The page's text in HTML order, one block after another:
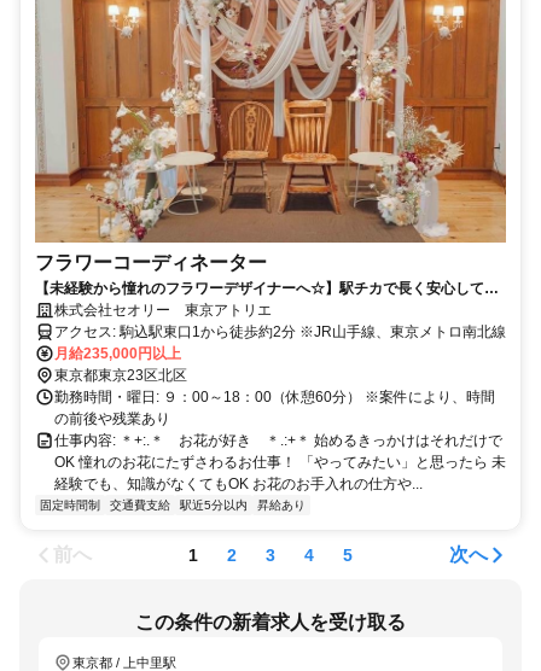
フラワーコーディネーター
【未経験から憧れのフラワーデザイナーへ☆】駅チカで長く安心して働
ける環境◎
株式会社セオリー 東京アトリエ
アクセス: 駒込駅東口1から徒歩約2分 ※JR山手線、東京メトロ南北線
月給235,000円以上
東京都東京23区北区
勤務時間・曜日: ９：00～18：00（休憩60分） ※案件により、時間
の前後や残業あり
仕事内容: ＊+:.＊ お花が好き ＊.:+＊ 始めるきっかけはそれだけで
OK 憧れのお花にたずさわるお仕事！ 「やってみたい」と思ったら 未
経験でも、知識がなくてもOK お花のお手入れの仕方や...
固定時間制 交通費支給 駅近5分以内 昇給あり
前へ 1 2 3 4 5 次へ
この条件の新着求人を受け取る
東京都 / 上中里駅